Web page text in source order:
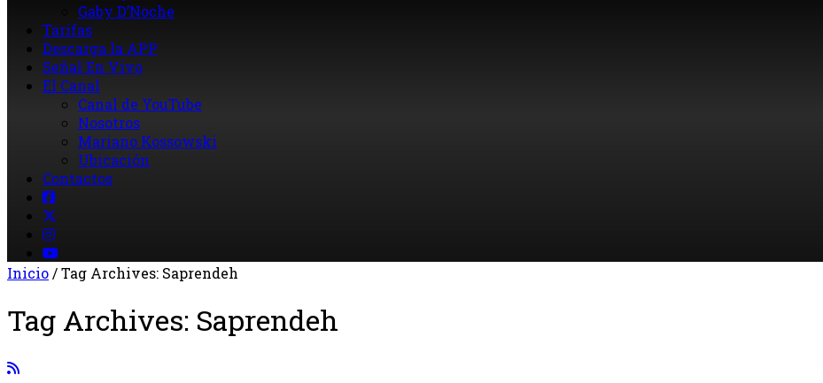
Gaby D’Noche
Tarifas
Descarga la APP
Señal En Vivo
El Canal
Canal de YouTube
Nosotros
Mariano Kossowski
Ubicación
Contactos
Inicio/Tag Archives: Saprendeh
Tag Archives: Saprendeh